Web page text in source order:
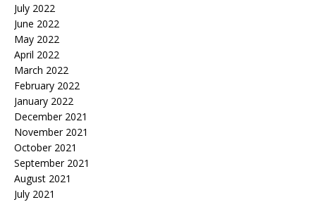
July 2022
June 2022
May 2022
April 2022
March 2022
February 2022
January 2022
December 2021
November 2021
October 2021
September 2021
August 2021
July 2021